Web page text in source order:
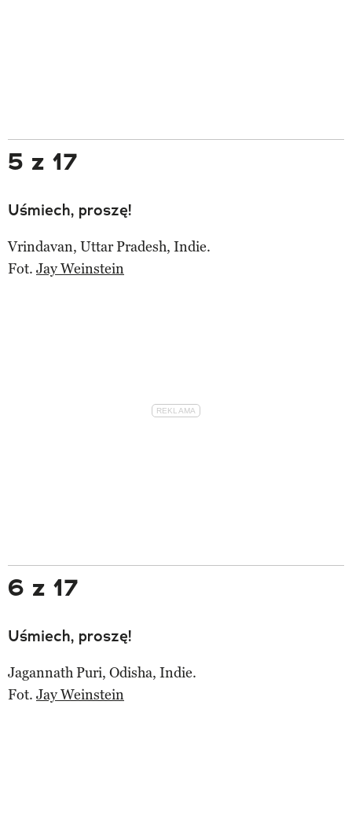
5 z 17
Uśmiech, proszę!
Vrindavan, Uttar Pradesh, Indie.
Fot. Jay Weinstein
6 z 17
Uśmiech, proszę!
Jagannath Puri, Odisha, Indie.
Fot. Jay Weinstein